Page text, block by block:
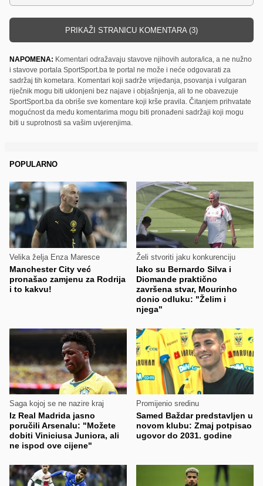
PRIKAŽI STRANICU KOMENTARA (3)
NAPOMENA: Komentari odražavaju stavove njihovih autora/ica, a ne nužno
i stavove portala SportSport.ba te portal ne može i neće odgovarati za
sadržaj tih kometara. Komentari koji sadrže vrijeđanja, psovanja i vulgaran
riječnik mogu biti uklonjeni bez najave i objašnjenja, ali to ne obavezuje
SportSport.ba da obriše sve komentare koji krše pravila. Čitanjem prihvatate
mogućnost da među komentarima mogu biti pronađeni sadržaji koji mogu
biti u suprotnosti sa vašim uvjerenjima.
POPULARNO
Velika želja Enza Maresce
Manchester City već
pronašao zamjenu za Rodrija
i to kakvu!
Želi stvoriti jaku konkurenciju
Iako su Bernardo Silva i
Diomande praktično
završena stvar, Mourinho
donio odluku: "Želim i
njega"
Saga kojoj se ne nazire kraj
Iz Real Madrida jasno
poručili Arsenalu: "Možete
dobiti Viniciusa Juniora, ali
ne ispod ove cijene"
Promijenio sredinu
Samed Baždar predstavljen u
novom klubu: Zmaj potpisao
ugovor do 2031. godine